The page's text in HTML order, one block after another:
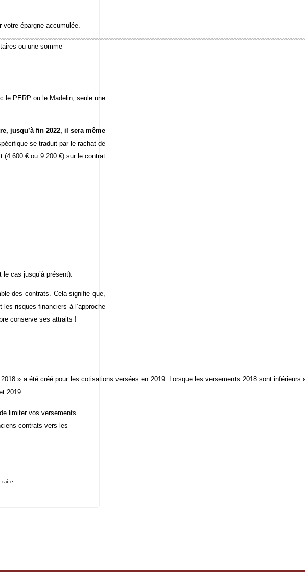
épargne accumulée.
ou une somme
le PERP ou le Madelin, seule une
jusqu’à fin 2022, il sera même
se traduit par le rachat de
(4 600 € ou 9 200 €) sur le contrat
cas jusqu’à présent).
des contrats. Cela signifie que,
risques financiers à l’approche
conserve ses attraits !
» a été créé pour les cotisations versées en 2019. Lorsque les versements 2018 sont
2019.
limiter vos versements
contrats vers les